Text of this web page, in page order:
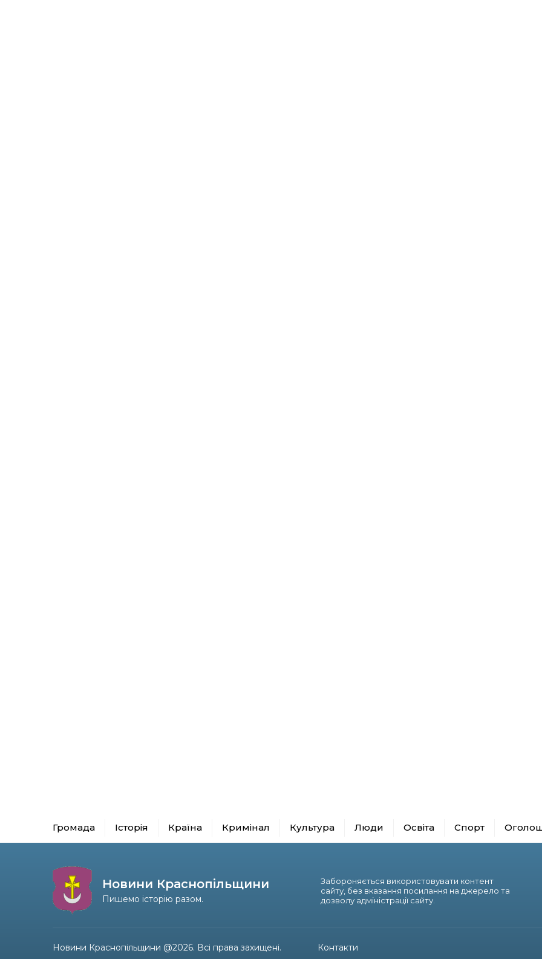
Громада Історія Країна Кримінал Культура Люди Освіта Спорт
Новини Краснопільщини
Пишемо історію разом.
Забороняється використовувати контент
сайту, без вказання посилання на джерело та
дозволу адміністрації сайту.
Новини Краснопільщини @2026. Всі права захищені. Контакти